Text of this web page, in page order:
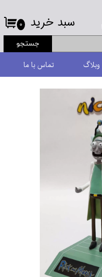
جستجو
۰ سبد خرید
وبلاگ تماس با ما